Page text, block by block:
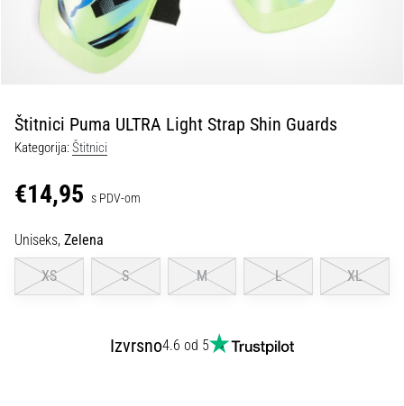
tisak
obradu
•
Play
More
Victories
Pripremi
Štitnici Puma ULTRA Light Strap Shin Guards
Kategorija:Štitnici
€14,95 s PDV-om
Uniseks, Zelena
XS S M L XL
Izvrsno4.6 od 5